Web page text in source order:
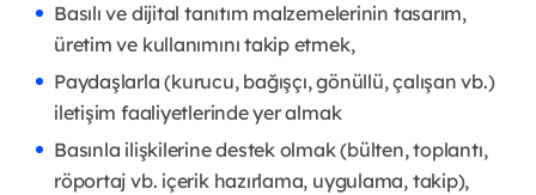
Basılı ve dijital tanıtım malzemelerinin tasarım,
üretim ve kullanımını takip etmek,
Paydaşlarla (kurucu, bağışçı, gönüllü, çalışan vb.)
iletişim faaliyetlerinde yer almak
Basınla ilişkilerine destek olmak (bülten, toplantı,
röportaj vb. içerik hazırlama, uygulama, takip),